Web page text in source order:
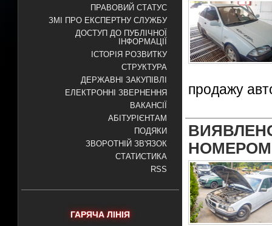
ПРАВОВИЙ СТАТУС
ЗМІ ПРО ЕКСПЕРТНУ СЛУЖБУ
ДОСТУП ДО ПУБЛІЧНОЇ
ІНФОРМАЦІЇ
ІСТОРІЯ РОЗВИТКУ
СТРУКТУРА
ДЕРЖАВНІ ЗАКУПІВЛІ
ЕЛЕКТРОННІ ЗВЕРНЕННЯ
ВАКАНСІЇ
АБІТУРІЄНТАМ
ПОДЯКИ
ЗВОРОТНІЙ ЗВ'ЯЗОК
СТАТИСТИКА
RSS
ГАРЯЧА ЛІНІЯ
продажу
НОМЕРОМ